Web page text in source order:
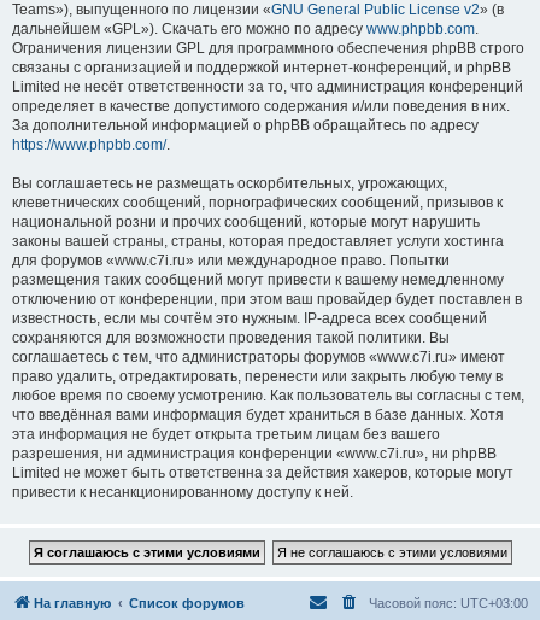
Teams»), выпущенного по лицензии «GNU General Public License v2» (в
дальнейшем «GPL»). Скачать его можно по адресу www.phpbb.com.
Ограничения лицензии GPL для программного обеспечения phpBB строго
связаны с организацией и поддержкой интернет-конференций, и phpBB
Limited не несёт ответственности за то, что администрация конференций
определяет в качестве допустимого содержания и/или поведения в них.
За дополнительной информацией о phpBB обращайтесь по адресу
https://www.phpbb.com/.
Вы соглашаетесь не размещать оскорбительных, угрожающих,
клеветнических сообщений, порнографических сообщений, призывов к
национальной розни и прочих сообщений, которые могут нарушить
законы вашей страны, страны, которая предоставляет услуги хостинга
для форумов «www.c7i.ru» или международное право. Попытки
размещения таких сообщений могут привести к вашему немедленному
отключению от конференции, при этом ваш провайдер будет поставлен в
известность, если мы сочтём это нужным. IP-адреса всех сообщений
сохраняются для возможности проведения такой политики. Вы
соглашаетесь с тем, что администраторы форумов «www.c7i.ru» имеют
право удалить, отредактировать, перенести или закрыть любую тему в
любое время по своему усмотрению. Как пользователь вы согласны с тем,
что введённая вами информация будет храниться в базе данных. Хотя
эта информация не будет открыта третьим лицам без вашего
разрешения, ни администрация конференции «www.c7i.ru», ни phpBB
Limited не может быть ответственна за действия хакеров, которые могут
привести к несанкционированному доступу к ней.
На главную Список форумов Часовой пояс: UTC+03:00